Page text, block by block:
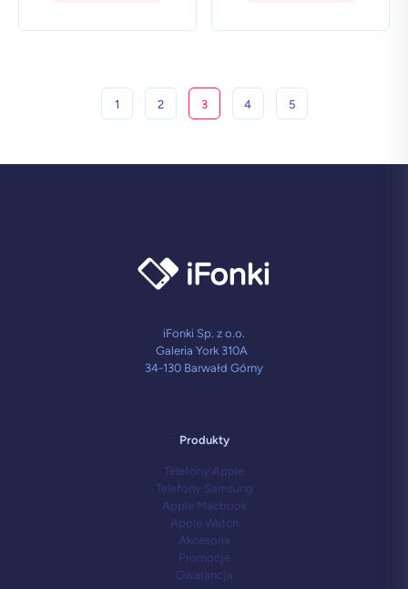
1 2 3 4 5
iFonki Sp. z o.o.
Galeria York 310A
34-130 Barwałd Górny
Produkty
Telefony Apple
Telefony Samsung
Apple Macbook
Apple Watch
Akcesoria
Promocje
Gwarancja